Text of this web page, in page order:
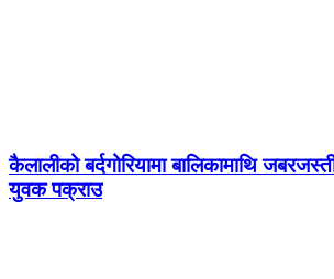
कैलालीको बर्दगोरियामा बालिकामाथि
युवक पक्राउ